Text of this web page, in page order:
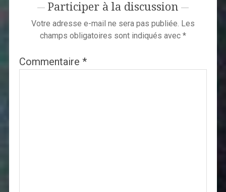
Participer à la discussion
Votre adresse e-mail ne sera pas publiée. Les
champs obligatoires sont indiqués avec *
Commentaire *